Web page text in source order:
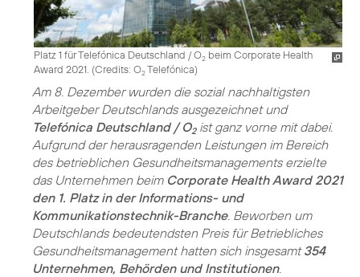
Platz 1 für Telefónica Deutschland / O2 beim Corporate Health
Award 2021. (Credits: O2Telefónica)
Am 8. Dezember wurden die sozial nachhaltigsten
Arbeitgeber Deutschlands ausgezeichnet und
Telefónica Deutschland / O2ist ganz vorne mit dabei.
Aufgrund der herausragenden Leistungen im Bereich
des betrieblichen Gesundheits­managements erzielte
das Unternehmen beim Corporate Health Award 2021
den 1. Platz in der Informations- und
Kommunikationstechnik-Branche. Beworben um
Deutschlands bedeutendsten Preis für Betriebliches
Gesundheitsmanagement hatten sich insgesamt354
Unternehmen, Behörden und Institutionen.